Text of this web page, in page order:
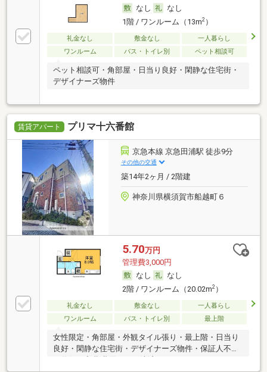
なし
なし
1階 / ワンルーム（13m2）
礼金なし 敷金なし
一人暮らし
ワンルーム
バス・トイレ別 ペット相談可
ペット相談可・角部屋・日当り良好・閑静な住宅街・
デザイナーズ物件
賃貸アパート プリマ十六番館
京急本線 京急田浦駅 徒歩9分
その他の交通
築14年2ヶ月 / 2階建
神奈川県横須賀市船越町６
5.70万円
管理費3,000円
なし
なし
2階 / ワンルーム（20.02m2）
礼金なし 敷金なし
一人暮らし
ワンルーム
バス・トイレ別 最上階
女性限定・角部屋・外観タイル張り・最上階・日当り
良好・閑静な住宅街・デザイナーズ物件・保証人不要